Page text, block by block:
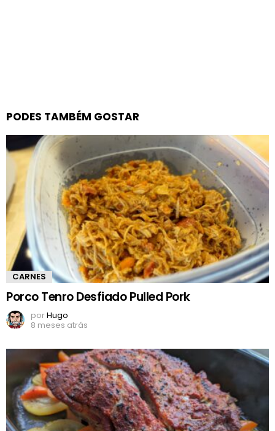
PODES TAMBÉM GOSTAR
CARNES
Porco Tenro Desfiado Pulled Pork
porHugo
8 meses atrás